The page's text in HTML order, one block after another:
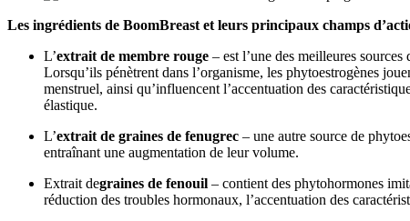
Les ingrédients de BoomBreast et leurs principaux champs
L’extrait de membre rouge – est l’une des meilleures
Lorsqu’ils pénètrent dans l’organisme, les phytoestrogènes
menstruel, ainsi qu’influencent l’accentuation des
élastique.
L’extrait de graines de fenugrec – une autre source de
entraînant une augmentation de leur volume.
Extrait degraines de fenouil – contient des phytohormones
réduction des troubles hormonaux, l’accentuation des